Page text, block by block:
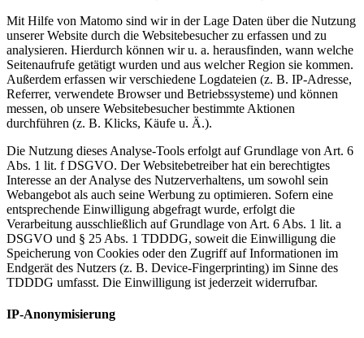
Mit Hilfe von Matomo sind wir in der Lage Daten über die Nutzung
unserer Website durch die Websitebesucher zu erfassen und zu
analysieren. Hierdurch können wir u. a. herausfinden, wann welche
Seitenaufrufe getätigt wurden und aus welcher Region sie kommen.
Außerdem erfassen wir verschiedene Logdateien (z. B. IP-Adresse,
Referrer, verwendete Browser und Betriebssysteme) und können
messen, ob unsere Websitebesucher bestimmte Aktionen
durchführen (z. B. Klicks, Käufe u. Ä.).
Die Nutzung dieses Analyse-Tools erfolgt auf Grundlage von Art. 6
Abs. 1 lit. f DSGVO. Der Websitebetreiber hat ein berechtigtes
Interesse an der Analyse des Nutzerverhaltens, um sowohl sein
Webangebot als auch seine Werbung zu optimieren. Sofern eine
entsprechende Einwilligung abgefragt wurde, erfolgt die
Verarbeitung ausschließlich auf Grundlage von Art. 6 Abs. 1 lit. a
DSGVO und § 25 Abs. 1 TDDDG, soweit die Einwilligung die
Speicherung von Cookies oder den Zugriff auf Informationen im
Endgerät des Nutzers (z. B. Device-Fingerprinting) im Sinne des
TDDDG umfasst. Die Einwilligung ist jederzeit widerrufbar.
IP-Anonymisierung